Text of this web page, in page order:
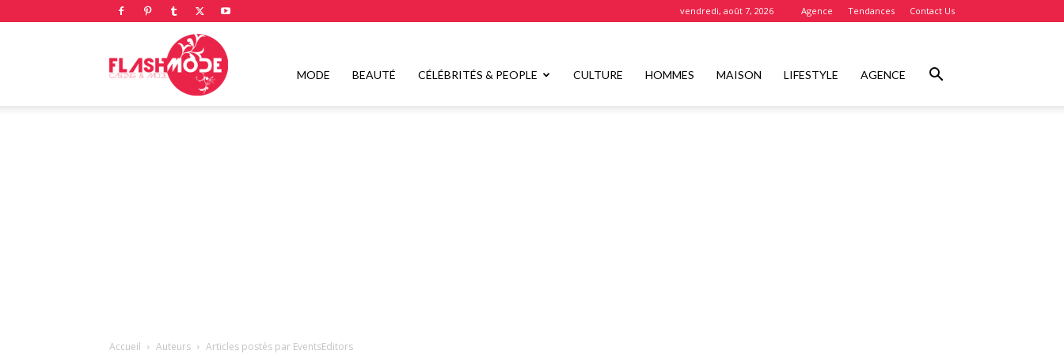
vendredi, août 7, 2026 Agence Tendances Contact Us
Flashmode
MODE BEAUTÉ CÉLÉBRITÉS & PEOPLE CULTURE HOMMES MAISON LIFESTYLE AGENCE
Accueil Auteurs Articles postés par EventsEditors